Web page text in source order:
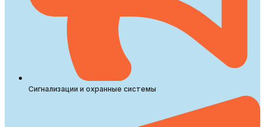
Сигнализации и охранные системы